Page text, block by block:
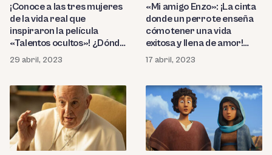
¡Conoce a las tres mujeres
de la vida real que
inspiraron la película
«Talentos ocultos»! ¿Dónde
ver la cinta protagonizada
por Octavia Spencer?
29 abril, 2023
«Mi amigo Enzo»: ¡La cinta
donde un perro te enseña
cómo tener una vida
exitosa y llena de amor!
¿Dónde puedo verla?
17 abril, 2023